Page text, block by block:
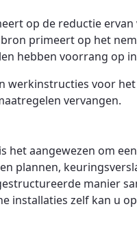
op de reductie
primeert op het
hebben voorrang op
werkinstructies voor
vervangen.
het aangewezen om
plannen,
manier
installaties zelf kan u